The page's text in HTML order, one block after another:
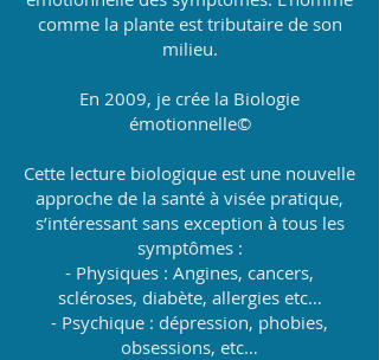
comme la plante est tributaire de son
milieu.
En 2009, je crée la Biologie
émotionnelle©
Cette lecture biologique est une nouvelle
approche de la santé à visée pratique,
s’intéressant sans exception à tous les
symptômes :
- Physiques : Angines, cancers,
scléroses, diabète, allergies etc…
- Psychique : dépression, phobies,
obsessions, etc…